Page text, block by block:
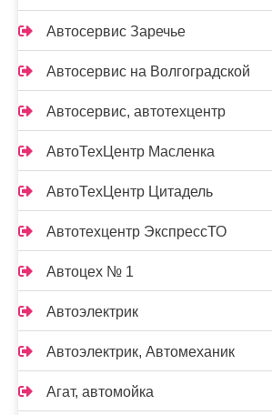
Автосервис Заречье
Автосервис на Волгоградской
Автосервис, автотехцентр
АвтоТехЦентр Масленка
АвтоТехЦентр Цитадель
Автотехцентр ЭкспрессТО
Автоцех № 1
Автоэлектрик
Автоэлектрик, Автомеханик
Агат, автомойка